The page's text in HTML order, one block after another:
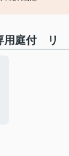
用庭付 リ